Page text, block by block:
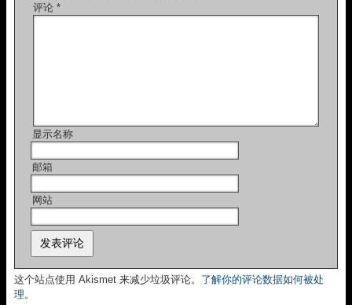
评论 *
显示名称
邮箱
网站
这个站点使用 Akismet 来减少垃圾评论。 了解你的评论数据如何被处
理。